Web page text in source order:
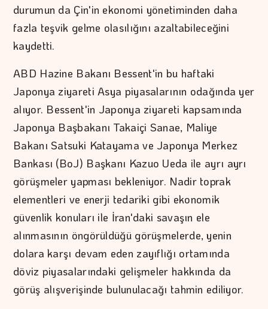
durumun da Çin'in ekonomi yönetiminden daha
fazla teşvik gelme olasılığını azaltabileceğini
kaydetti.
ABD Hazine Bakanı Bessent'in bu haftaki
Japonya ziyareti Asya piyasalarının odağında yer
alıyor. Bessent'in Japonya ziyareti kapsamında
Japonya Başbakanı Takaiçi Sanae, Maliye
Bakanı Satsuki Katayama ve Japonya Merkez
Bankası (BoJ) Başkanı Kazuo Ueda ile ayrı ayrı
görüşmeler yapması bekleniyor. Nadir toprak
elementleri ve enerji tedariki gibi ekonomik
güvenlik konuları ile İran'daki savaşın ele
alınmasının öngörüldüğü görüşmelerde, yenin
dolara karşı devam eden zayıflığı ortamında
döviz piyasalarındaki gelişmeler hakkında da
görüş alışverişinde bulunulacağı tahmin ediliyor.